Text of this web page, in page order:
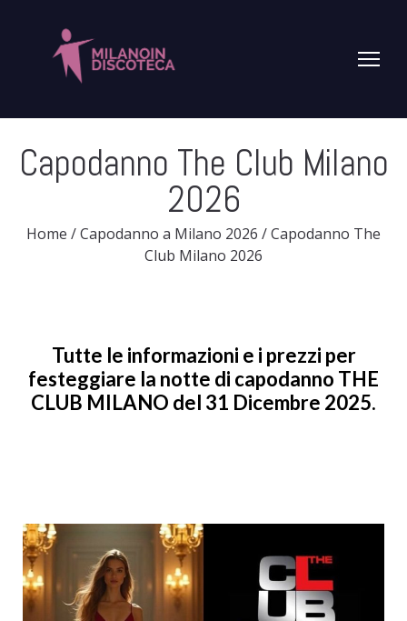
Capodanno The Club Milano
2026
Home /Capodanno a Milano 2026 /Capodanno The
Club Milano 2026
Tutte le informazioni e i prezzi per
festeggiare la notte di capodanno THE
CLUB MILANO del 31 Dicembre 2025.